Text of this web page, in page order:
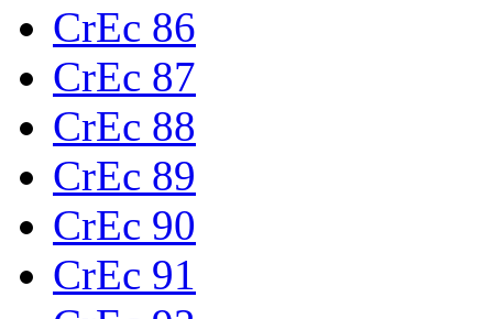
CrEc 86
CrEc 87
CrEc 88
CrEc 89
CrEc 90
CrEc 91